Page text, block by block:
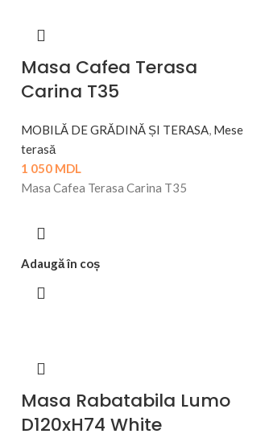
Masa Cafea Terasa
Carina T35
MOBILĂ DE GRĂDINĂ ȘI TERASA, Mese
terasă
1 050 MDL
Masa Cafea Terasa Carina T35
Adaugă în coș
Masa Rabatabila Lumo
D120xH74 White